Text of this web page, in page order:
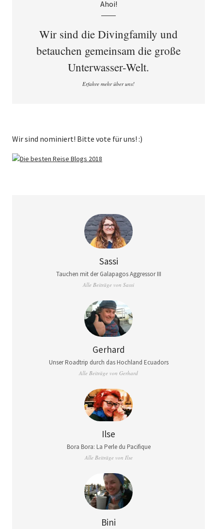
Ahoi!
Wir sind die Divingfamily und
betauchen gemeinsam die große
Unterwasser-Welt.
Erfahre mehr über uns!
Wir sind nominiert! Bitte vote für uns! :)
Sassi
Tauchen mit der Galapagos Aggressor III
Alle Beiträge von Sassi
Gerhard
Unser Roadtrip durch das Hochland Ecuadors
Alle Beiträge von Gerhard
Ilse
Bora Bora: La Perle du Pacifique
Alle Beiträge von Ilse
Bini